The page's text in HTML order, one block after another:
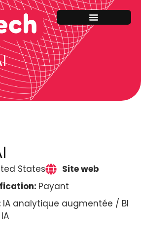
States
Site web
Payant
IA analytique augmentée / BI